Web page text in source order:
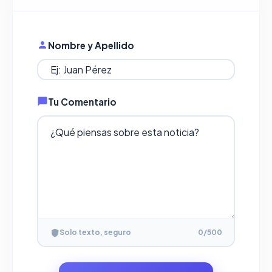
Nombre y Apellido
Tu Comentario
Solo texto, seguro 0/500